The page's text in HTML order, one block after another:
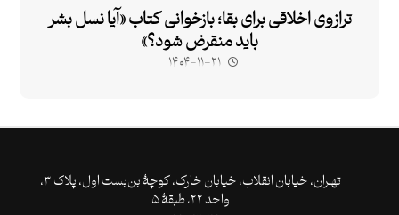
ترازوی اخلاقی برای بقا؛ بازخوانی کتاب «آیا نسل بشر
باید منقرض شود؟»
۱۴۰۴-۱۱-۲۱
تهـران،‌ خیابان انقلاب، خیابان خارک، کوچۀ بن‌بست اول، پلاک ۳،
واحد ۲۲، طبقۀ ۵